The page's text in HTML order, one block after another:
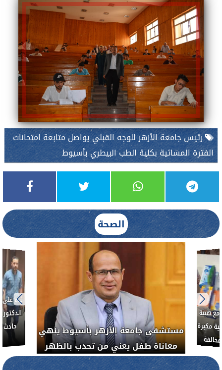
رئيس جامعة الأزهر للوجه القبلي يواصل متابعة امتحانات
الفترة المسائية بكلية الطب البيطري بأسيوط
الصحة
العلاج الحر بمنفلوط بالتعاون مع هيئة
الدواء المصرية يشن حملة رقابية مكبرة
لضبط المنشآت الطبية المخالفة.....
خبيث